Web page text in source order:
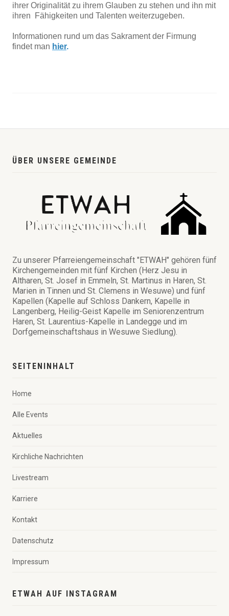
ihrer Originalität zu ihrem Glauben zu stehen und ihn mit
ihren Fähigkeiten und Talenten weiterzugeben.
Informationen rund um das Sakrament der Firmung
findet man hier.
ÜBER UNSERE GEMEINDE
Zu unserer Pfarreiengemeinschaft "ETWAH" gehören fünf
Kirchengemeinden mit fünf Kirchen (Herz Jesu in
Altharen, St. Josef in Emmeln, St. Martinus in Haren, St.
Marien in Tinnen und St. Clemens in Wesuwe) und fünf
Kapellen (Kapelle auf Schloss Dankern, Kapelle in
Langenberg, Heilig-Geist Kapelle im Seniorenzentrum
Haren, St. Laurentius-Kapelle in Landegge und im
Dorfgemeinschaftshaus in Wesuwe Siedlung).
SEITENINHALT
Home
Alle Events
Aktuelles
Kirchliche Nachrichten
Livestream
Karriere
Kontakt
Datenschutz
Impressum
ETWAH AUF INSTAGRAM